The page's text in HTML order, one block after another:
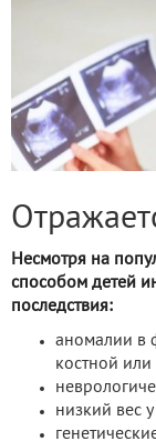
Несмотря на
способом детей
последствия:
аномалии в
костной
низкий вес